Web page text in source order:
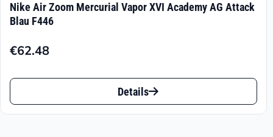
Varianten
Optionen
können
Nike Air Zoom Mercurial Vapor XVI Academy AG Attack
Blau F446
€62.48
Dieses
Produkt
Details